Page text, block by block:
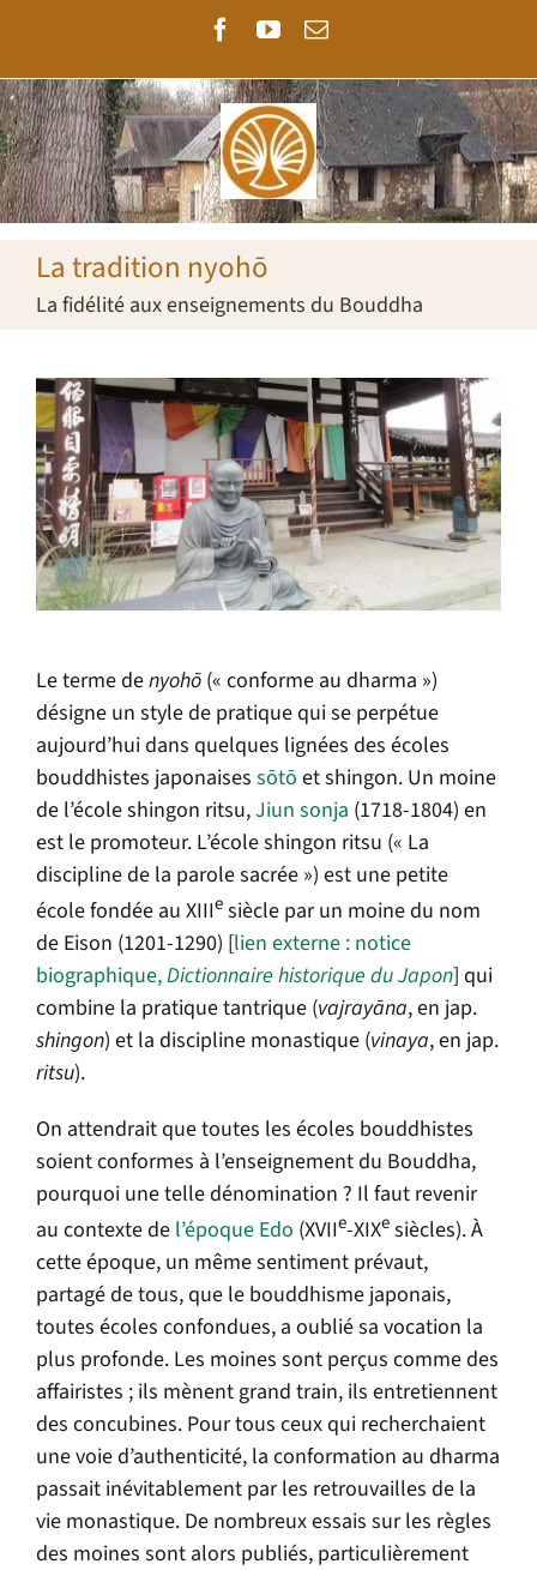
contenu
Facebook
YouTube
Email
La tradition nyohō
La fidélité aux enseignements du Bouddha
Le terme denyohō(« conforme au dharma »)
désigne un style de pratique qui se perpétue
aujourd’hui dans quelques lignées des écoles
bouddhistes japonaises sōtō et shingon. Un moine
de l’école shingon ritsu,Jiun sonja (1718-1804) en
est le promoteur. L’école shingon ritsu (« La
discipline de la parole sacrée ») est une petite
école fondée au XIIIesiècle par un moine du nom
de Eison (1201-1290) [lien externe : notice
biographique,Dictionnaire historique du Japon] qui
combine la pratique tantrique (vajrayāna, en jap.
shingon) et la discipline monastique (vinaya, en jap.
ritsu).
On attendrait que toutes les écoles bouddhistes
soient conformes à l’enseignement du Bouddha,
pourquoi une telle dénomination ? Il faut revenir
au contexte de l’époque Edo (XVIIe-XIXesiècles). À
cette époque, un même sentiment prévaut,
partagé de tous, que le bouddhisme japonais,
toutes écoles confondues, a oublié sa vocation la
plus profonde. Les moines sont perçus comme des
affairistes ; ils mènent grand train, ils entretiennent
des concubines. Pour tous ceux qui recherchaient
une voie d’authenticité, la conformation au dharma
passait inévitablement par les retrouvailles de la
vie monastique. De nombreux essais sur les règles
des moines sont alors publiés, particulièrement